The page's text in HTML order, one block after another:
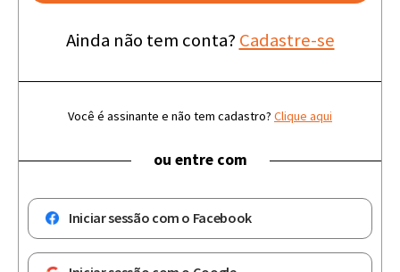
Ainda não tem conta? Cadastre-se
Você é assinante e não tem cadastro? Clique aqui
ou entre com
Iniciar sessão com o Facebook